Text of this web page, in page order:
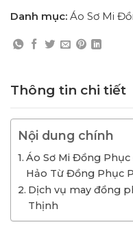
Danh mục: Áo Sơ Mi
Thông tin chi tiết
Nội dung chính
Áo Sơ Mi Đồng Phục
Hảo Từ Đồng Phục
Dịch vụ may đồng
Thịnh